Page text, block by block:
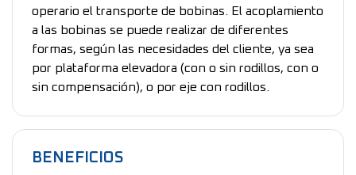
operario el transporte de bobinas. El acoplamiento
a las bobinas se puede realizar de diferentes
formas, según las necesidades del cliente, ya sea
por plataforma elevadora (con o sin rodillos, con o
sin compensación), o por eje con rodillos.
BENEFICIOS